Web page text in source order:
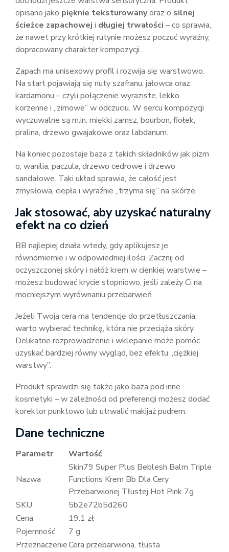
opisano jako pięknie teksturowanyoraz o silnej
ścieżce zapachowej i długiej trwałości – co sprawia,
że nawet przy krótkiej rutynie możesz poczuć wyraźny,
dopracowany charakter kompozycji.
Zapach ma unisexowy profil i rozwija się warstwowo.
Na start pojawiają się nuty szafranu, jałowca oraz
kardamonu – czyli połączenie wyraziste, lekko
korzenne i „zimowe” w odczuciu. W sercu kompozycji
wyczuwalne są m.in. miękki zamsz, bourbon, fiołek,
pralina, drzewo gwajakowe oraz labdanum.
Na koniec pozostaje baza z takich składników jak pizm
o, wanilia, paczula, drzewo cedrowe i drzewo
sandałowe. Taki układ sprawia, że całość jest
zmysłowa, ciepła i wyraźnie „trzyma się” na skórze.
Jak stosować, aby uzyskać naturalny
efekt na co dzień
BB najlepiej działa wtedy, gdy aplikujesz je
równomiernie i w odpowiedniej ilości. Zacznij od
oczyszczonej skóry i nałóż krem w cienkiej warstwie –
możesz budować krycie stopniowo, jeśli zależy Ci na
mocniejszym wyrównaniu przebarwień.
Jeżeli Twoja cera ma tendencję do przetłuszczania,
warto wybierać technikę, która nie przeciąża skóry.
Delikatne rozprowadzenie i wklepanie może pomóc
uzyskać bardziej równy wygląd, bez efektu „ciężkiej
warstwy”.
Produkt sprawdzi się także jako baza pod inne
kosmetyki – w zależności od preferencji możesz dodać
korektor punktowo lub utrwalić makijaż pudrem.
Dane techniczne
Parametr Wartość
Nazwa
Skin79 Super Plus Beblesh Balm Triple
Functions Krem Bb Dla Cery
Przebarwionej Tłustej Hot Pink 7g
SKU
5b2e72b5d260
Cena
19.1 zł
Pojemność
7 g
PrzeznaczenieCera przebarwiona, tłusta